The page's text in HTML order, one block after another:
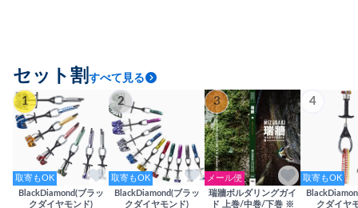
セット割 すべて見る
1
取寄もOK
BlackDiamond(ブラッ
クダイヤモンド)
2
取寄もOK
BlackDiamond(ブラッ
クダイヤモンド)
3
メール便
瑞牆ボルダリングガイ
ド 上巻/中巻/下巻 ※
4
取寄もOK
クダイヤ